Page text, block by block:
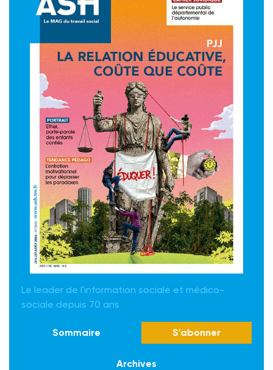
Le leader de l'information sociale et médico-
sociale depuis 70 ans
Sommaire S'abonner
Archives